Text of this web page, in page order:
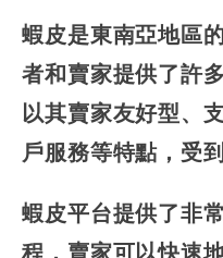
蝦皮是東南亞地區
者和賣家提供了許
以其賣家友好型、
戶服務等特點，受
蝦皮平台提供了非